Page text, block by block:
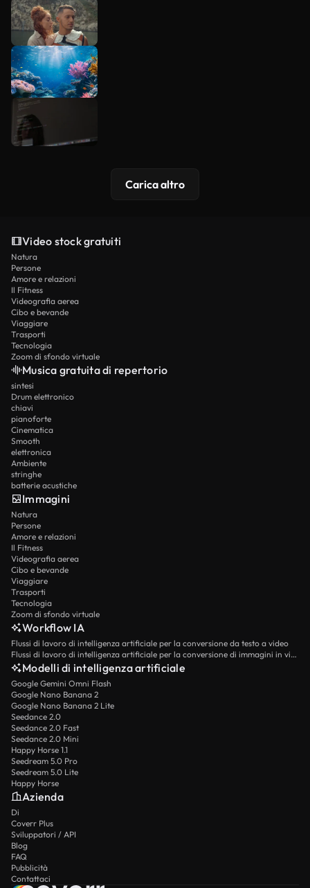
Carica altro
Video stock gratuiti
Natura
Persone
Amore e relazioni
Il Fitness
Videografia aerea
Cibo e bevande
Viaggiare
Trasporti
Tecnologia
Zoom di sfondo virtuale
Musica gratuita di repertorio
sintesi
Drum elettronico
chiavi
pianoforte
Cinematica
Smooth
elettronica
Ambiente
stringhe
batterie acustiche
Immagini
Natura
Persone
Amore e relazioni
Il Fitness
Videografia aerea
Cibo e bevande
Viaggiare
Trasporti
Tecnologia
Zoom di sfondo virtuale
Workflow IA
Flussi di lavoro di intelligenza artificiale per la conversione da testo a video
Flussi di lavoro di intelligenza artificiale per la conversione di immagini in video
Modelli di intelligenza artificiale
Google Gemini Omni Flash
Google Nano Banana 2
Google Nano Banana 2 Lite
Seedance 2.0
Seedance 2.0 Fast
Seedance 2.0 Mini
Happy Horse 1.1
Seedream 5.0 Pro
Seedream 5.0 Lite
Happy Horse
Azienda
Di
Coverr Plus
Sviluppatori / API
Blog
FAQ
Pubblicità
Contattaci